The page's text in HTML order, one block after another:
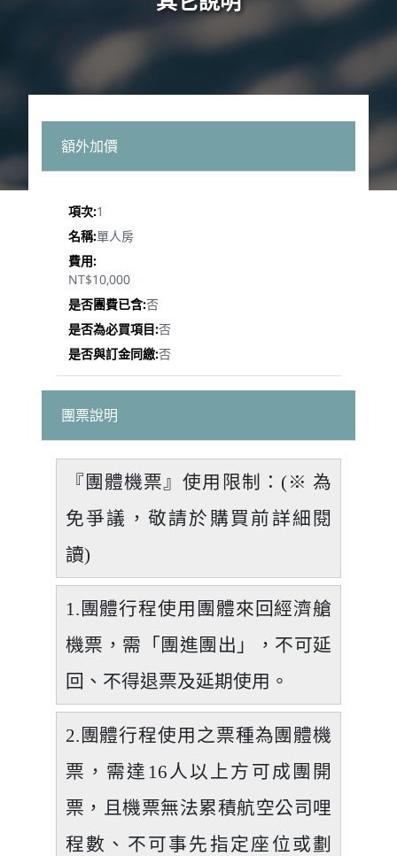
額外加價
1
單人房
NT$10,000
否
否
否
團票說明
『團體機票』使用限制：(※ 為
免爭議，敬請於購買前詳細閱
讀)
1.團體行程使用團體來回經濟艙
機票，需「團進團出」，不可延
回、不得退票及延期使用。
2.團體行程使用之票種為團體機
票，需達16人以上方可成團開
票，且機票無法累積航空公司哩
程數、不可事先指定座位或劃